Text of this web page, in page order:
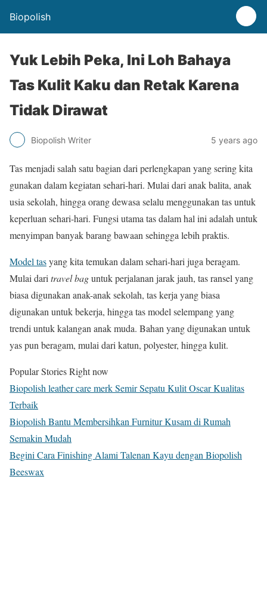
Biopolish
Yuk Lebih Peka, Ini Loh Bahaya
Tas Kulit Kaku dan Retak Karena
Tidak Dirawat
Biopolish Writer 5 years ago
Tas menjadi salah satu bagian dari perlengkapan yang sering kita
gunakan dalam kegiatan sehari-hari. Mulai dari anak balita, anak
usia sekolah, hingga orang dewasa selalu menggunakan tas untuk
keperluan sehari-hari. Fungsi utama tas dalam hal ini adalah untuk
menyimpan banyak barang bawaan sehingga lebih praktis.
Model tasyang kita temukan dalam sehari-hari juga beragam.
Mulai dari travel baguntuk perjalanan jarak jauh, tas ransel yang
biasa digunakan anak-anak sekolah, tas kerja yang biasa
digunakan untuk bekerja, hingga tas model selempang yang
trendi untuk kalangan anak muda. Bahan yang digunakan untuk
yas pun beragam, mulai dari katun, polyester, hingga kulit.
Popular Stories Right now
Biopolish leather care merk Semir Sepatu Kulit Oscar Kualitas
Terbaik
Biopolish Bantu Membersihkan Furnitur Kusam di Rumah
Semakin Mudah
Begini Cara Finishing Alami Talenan Kayu dengan Biopolish
Beeswax